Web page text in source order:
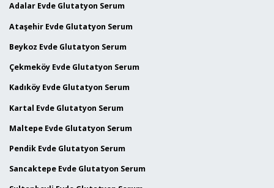
Adalar Evde Glutatyon Serum
Ataşehir Evde Glutatyon Serum
Beykoz Evde Glutatyon Serum
Çekmeköy Evde Glutatyon Serum
Kadıköy Evde Glutatyon Serum
Kartal Evde Glutatyon Serum
Maltepe Evde Glutatyon Serum
Pendik Evde Glutatyon Serum
Sancaktepe Evde Glutatyon Serum